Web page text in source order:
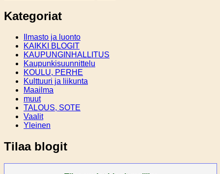
Kategoriat
Ilmasto ja luonto
KAIKKI BLOGIT
KAUPUNGINHALLITUS
Kaupunkisuunnittelu
KOULU, PERHE
Kulttuuri ja liikunta
Maailma
muut
TALOUS, SOTE
Vaalit
Yleinen
Tilaa blogit